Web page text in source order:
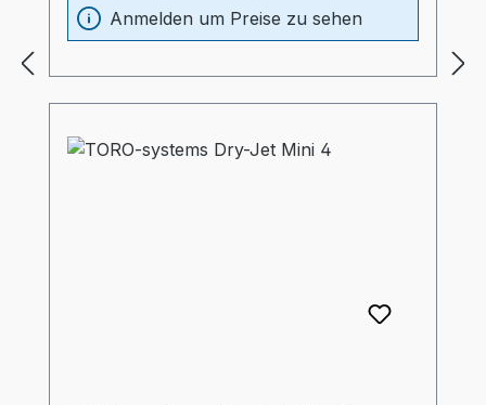
Materialbehälter und Heizung optimal
wärmeisoliert (20mm)- Prozessheizung im
Spezialglas- Temperaturfühler am
Anmelden um Preise zu sehen